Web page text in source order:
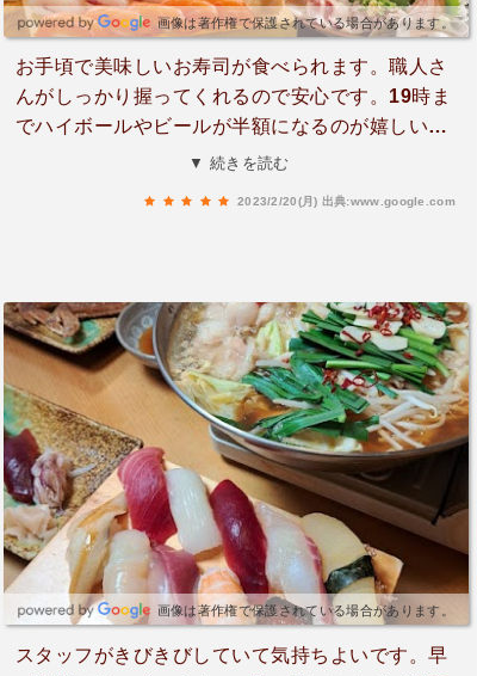
画像は著作権で保護されている場合があります。
お手頃で美味しいお寿司が食べられます。職人さ
んがしっかり握ってくれるので安心です。19時ま
でハイボールやビールが半額になるのが嬉しいで
すね♪お寿司以外のメニューもどれも美味しかった
▼ 続きを読む
2023/2/20(月) 出典:www.google.com
画像は著作権で保護されている場合があります。
スタッフがきびきびしていて気持ちよいです。早